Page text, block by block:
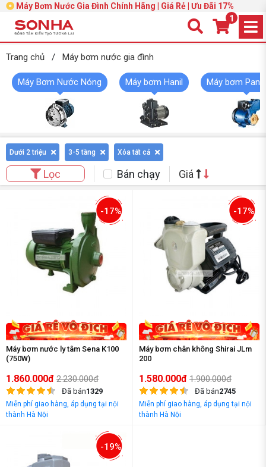
Máy Bơm Nước Gia Đình Chính Hãng | Giá Rẻ | Ưu Đãi 17%
1
Trang chủ / Máy bơm nước gia đình
Máy Bơm Nước Nóng Máy bơm Hanil Máy bơm
Dưới 2 triệu 3-5 tầng Xóa tất cả
Lọc Bán chạy Giá
-17%
Máy bơm nước ly tâm Sena K100
(750W)
1.860.000đ 2.230.000đ
Đã bán1329
Miễn phí giao hàng, áp dụng tại nội
thành Hà Nội
-17%
Máy bơm chân không Shirai JLm
200
1.580.000đ 1.900.000đ
Đã bán2745
Miễn phí giao hàng, áp dụng tại nội
thành Hà Nội
-19%